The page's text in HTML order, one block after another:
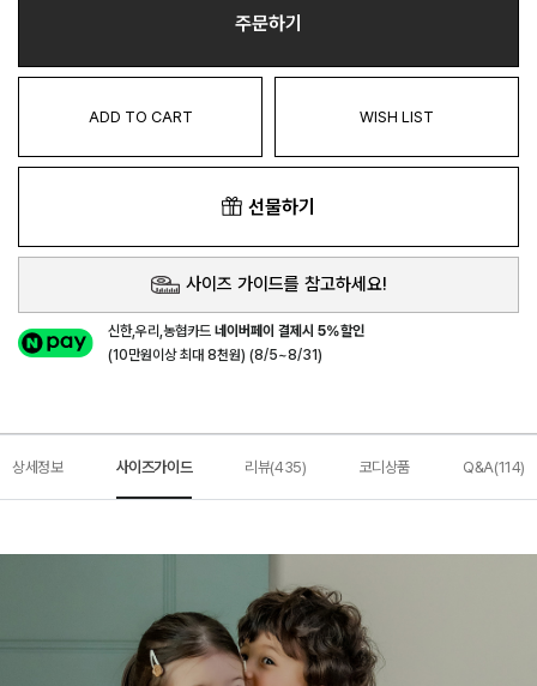
주문하기
ADD TO CART WISH LIST
선물하기
사이즈 가이드를 참고하세요!
신한,우리,농협카드네이버페이 결제시 5%할인
(10만원이상 최대 8천원) (8/5~8/31)
상세정보 사이즈가이드 리뷰(435) 코디상품 Q&A(114)